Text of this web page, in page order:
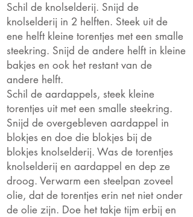
Schil de knolselderij. Snijd de
knolselderij in 2 helften. Steek uit de
ene helft kleine torentjes met een smalle
steekring. Snijd de andere helft in kleine
bakjes en ook het restant van de
andere helft.
Schil de aardappels, steek kleine
torentjes uit met een smalle steekring.
Snijd de overgebleven aardappel in
blokjes en doe die blokjes bij de
blokjes knolselderij. Was de torentjes
knolselderij en aardappel en dep ze
droog. Verwarm een steelpan zoveel
olie, dat de torentjes erin net niet onder
de olie zijn. Doe het takje tijm erbij en